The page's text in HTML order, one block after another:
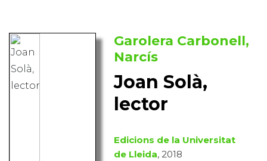
Garolera Carbonell,
Narcís
Joan Solà,
lector
Edicions de la Universitat
de Lleida, 2018